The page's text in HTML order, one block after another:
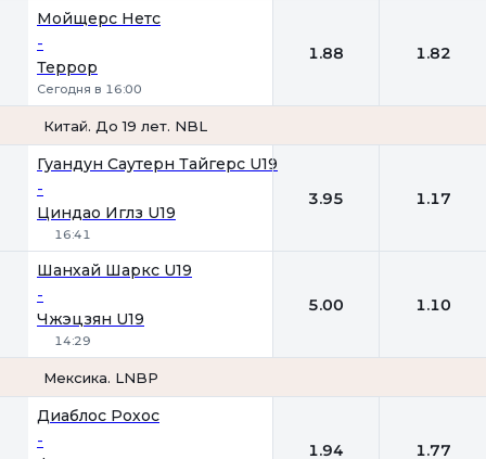
Мойщерс Нетс
-
Террор
Сегодня в 16:00
1.88 1.82
Китай. До 19 лет. NBL
Гуандун Саутерн Тайгерс U19
-
Циндао Иглз U19
16:41
3.95 1.17
Шанхай Шаркс U19
-
Чжэцзян U19
14:29
5.00 1.10
Мексика. LNBP
Диаблос Рохос
- 1.94 1.77